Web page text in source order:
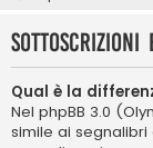
Sottoscrizioni
Qual è la
Nel phpBB 3.0
simile ai segnalibri